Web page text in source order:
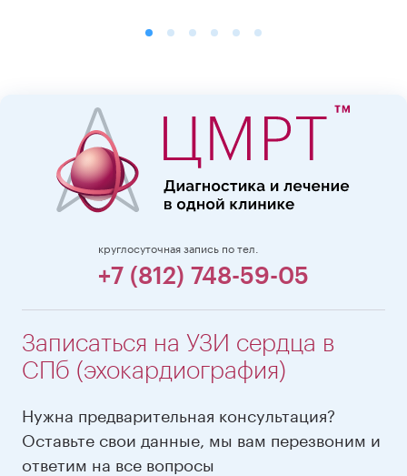
круглосуточная запись по тел.
+7 (812) 748-59-05
Записаться на УЗИ сердца в
СПб (эхокардиография)
Нужна предварительная консультация?
Оставьте свои данные, мы вам перезвоним и
ответим на все вопросы